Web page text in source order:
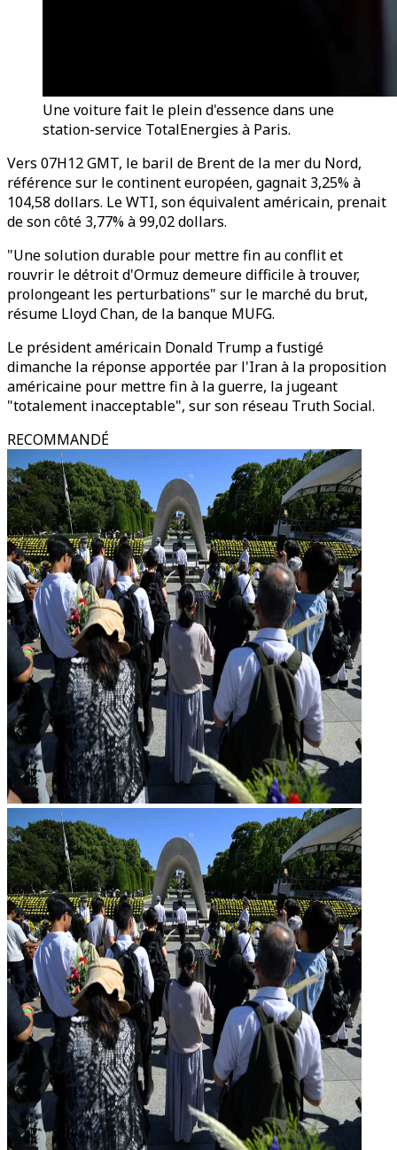
Une voiture fait le plein d'essence dans une
station-service TotalEnergies à Paris.
Vers 07H12 GMT, le baril de Brent de la mer du Nord,
référence sur le continent européen, gagnait 3,25% à
104,58 dollars. Le WTI, son équivalent américain, prenait
de son côté 3,77% à 99,02 dollars.
"Une solution durable pour mettre fin au conflit et
rouvrir le détroit d'Ormuz demeure difficile à trouver,
prolongeant les perturbations" sur le marché du brut,
résume Lloyd Chan, de la banque MUFG.
Le président américain Donald Trump a fustigé
dimanche la réponse apportée par l'Iran à la proposition
américaine pour mettre fin à la guerre, la jugeant
"totalement inacceptable", sur son réseau Truth Social.
RECOMMANDÉ